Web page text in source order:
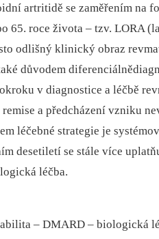
artritidě se zaměřením na
65. roce života –⁠ tzv. LORA
odlišný klinický obraz
důvodem
v diagnostice a léčbě
a předcházení vzniku
léčebné strategie je
desetiletí se stále více
léčba.
–⁠ DMARD –⁠ biologická